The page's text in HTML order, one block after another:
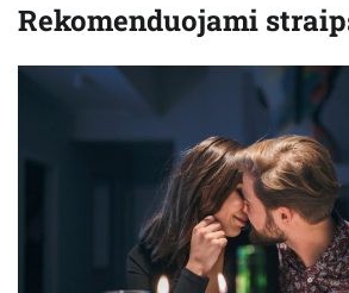
Rekomenduojami